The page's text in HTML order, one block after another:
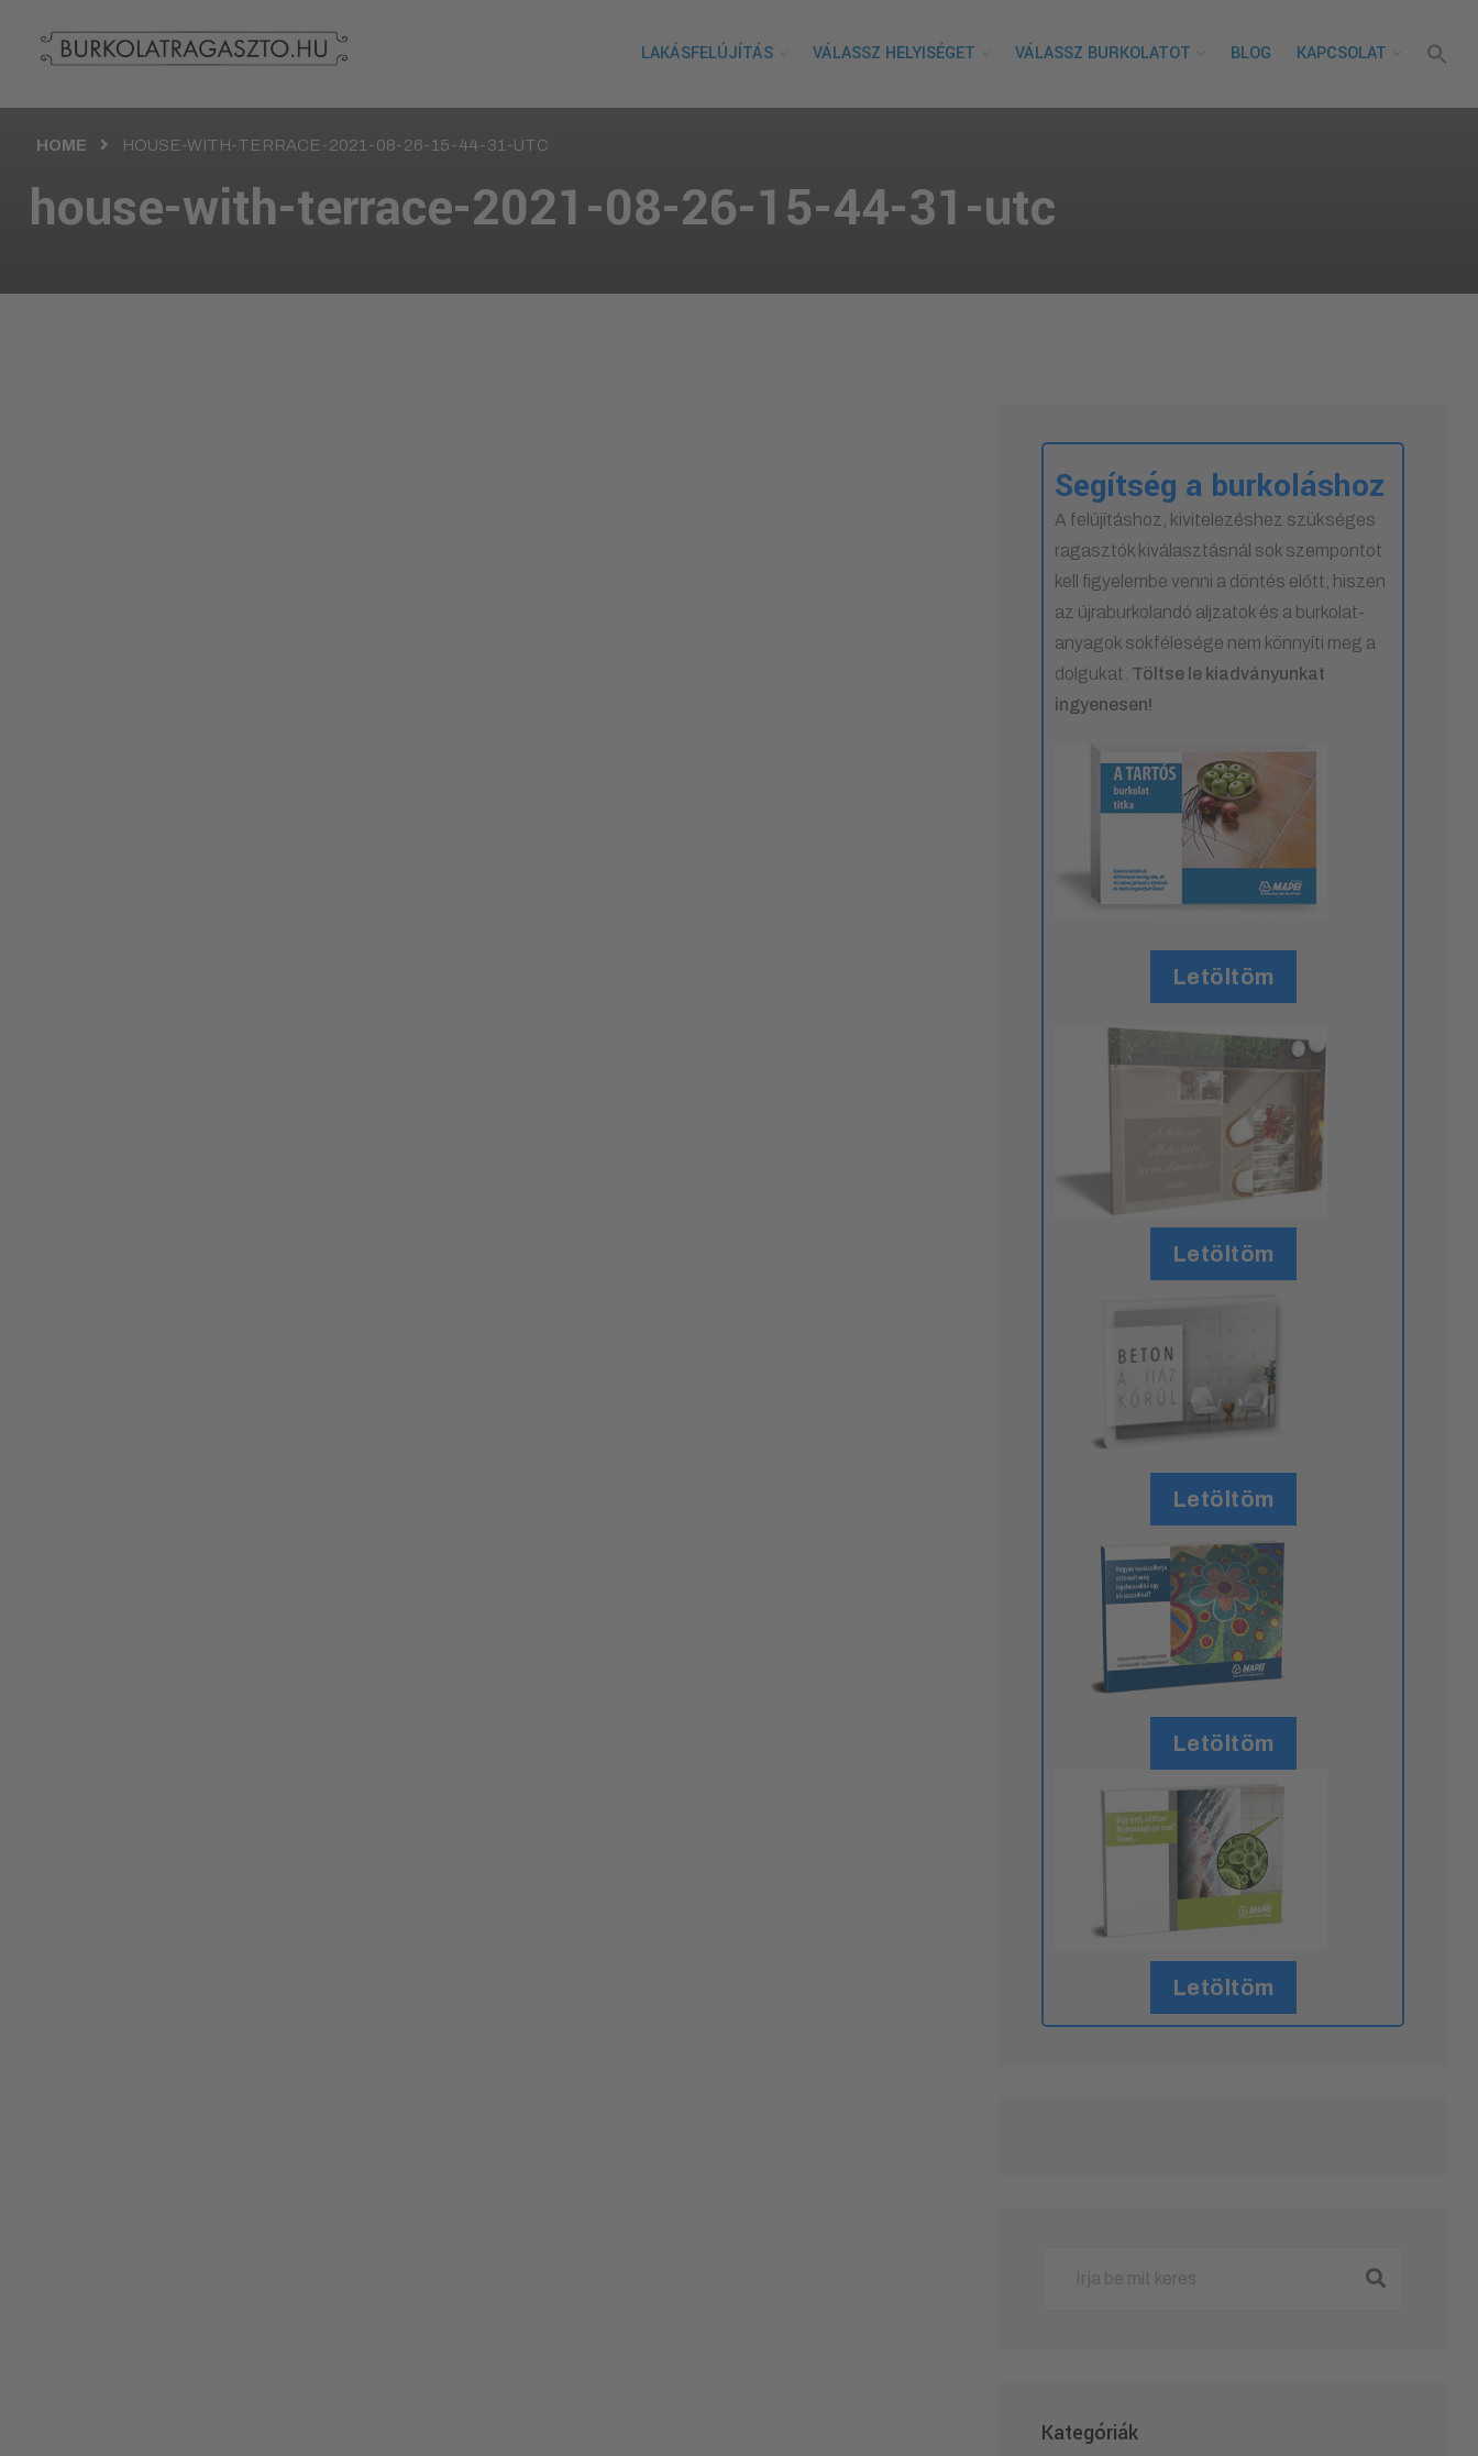
LAKÁSFELÚJÍTÁS VÁLASSZ HELYISÉGET VÁLASSZ BURKOLATOT BLOG KAPCSOLAT
HOME HOUSE-WITH-TERRACE-2021-08-26-15-44-31-UTC
house-with-terrace-2021-08-26-15-44-31-utc
Segítség a burkoláshoz
A felújításhoz, kivitelezéshez szükséges
ragasztók kiválasztásnál sok szempontot
kell figyelembe venni a döntés előtt, hiszen
az újraburkolandó aljzatok és a burkolat-
anyagok sokfélesége nem könnyíti meg a
dolgukat. Töltse le kiadványunkat
ingyenesen!
Letöltöm
Letöltöm
Letöltöm
Letöltöm
Letöltöm
Kategóriák